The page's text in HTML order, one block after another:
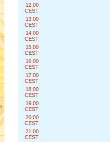
12:00
CEST
13:00
CEST
14:00
CEST
15:00
CEST
16:00
CEST
17:00
CEST
18:00
CEST
19:00
CEST
20:00
CEST
21:00
CEST